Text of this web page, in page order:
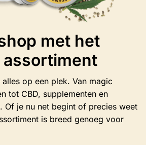
met het
op een plek. Van magic
tot CBD, supplementen en
Of je nu net begint of precies weet
is breed genoeg voor